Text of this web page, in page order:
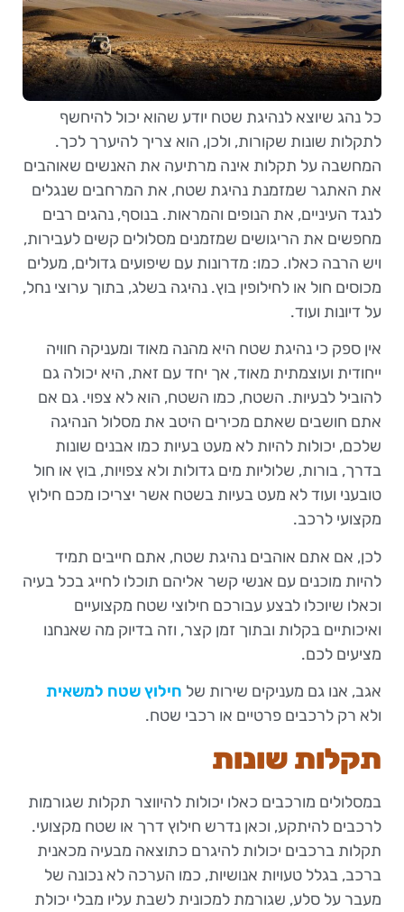
כל נהג שיוצא לנהיגת שטח יודע שהוא יכול להיחשף
לתקלות שונות שקורות, ולכן, הוא צריך להיערך לכך.
המחשבה על תקלות אינה מרתיעה את האנשים שאוהבים
את האתגר שמזמנת נהיגת שטח, את המרחבים שנגלים
לנגד העיניים, את הנופים והמראות. בנוסף, נהגים רבים
מחפשים את הריגושים שמזמנים מסלולים קשים לעבירות,
ויש הרבה כאלו. כמו: מדרונות עם שיפועים גדולים, מעלים
מכוסים חול או לחילופין בוץ. נהיגה בשלג, בתוך ערוצי נחל,
על דיונות ועוד.
אין ספק כי נהיגת שטח היא מהנה מאוד ומעניקה חוויה
ייחודית ועוצמתית מאוד, אך יחד עם זאת, היא יכולה גם
להוביל לבעיות. השטח, כמו השטח, הוא לא צפוי. גם אם
אתם חושבים שאתם מכירים היטב את מסלול הנהיגה
שלכם, יכולות להיות לא מעט בעיות כמו אבנים שונות
בדרך, בורות, שלוליות מים גדולות ולא צפויות, בוץ או חול
טובעני ועוד לא מעט בעיות בשטח אשר יצריכו מכם חילוץ
מקצועי לרכב.
לכן, אם אתם אוהבים נהיגת שטח, אתם חייבים תמיד
להיות מוכנים עם אנשי קשר אליהם תוכלו לחייג בכל בעיה
וכאלו שיוכלו לבצע עבורכם חילוצי שטח מקצועיים
ואיכותיים בקלות ובתוך זמן קצר, וזה בדיוק מה שאנחנו
מציעים לכם.
אגב, אנו גם מעניקים שירות של חילוץ שטח למשאית
ולא רק לרכבים פרטיים או רכבי שטח.
תקלות שונות
במסלולים מורכבים כאלו יכולות להיווצר תקלות שגורמות
לרכבים להיתקע, וכאן נדרש חילוץ דרך או שטח מקצועי.
תקלות ברכבים יכולות להיגרם כתוצאה מבעיה מכאנית
ברכב, בגלל טעויות אנושיות, כמו הערכה לא נכונה של
מעבר על סלע, שגורמת למכונית לשבת עליו מבלי יכולת